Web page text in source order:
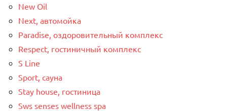
New Oil
Next, автомойка
Paradise, оздоровительный комплекс
Respect, гостиничный комплекс
S Line
Sport, сауна
Stay house, гостиница
Sws senses wellness spa